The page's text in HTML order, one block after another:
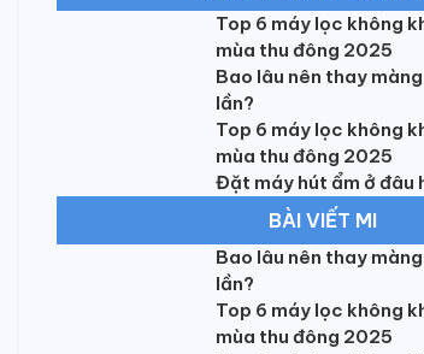
Top 6 máy lọc không
mùa thu đông 2025
Bao lâu nên thay
lần?
Top 6 máy lọc không
mùa thu đông 2025
Đặt máy hút ẩm ở đâu
BÀI VIẾT MI
Bao lâu nên thay
lần?
Top 6 máy lọc không
mùa thu đông 2025